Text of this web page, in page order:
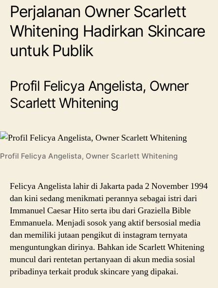
Perjalanan Owner Scarlett
Whitening Hadirkan Skincare
untuk Publik
Profil Felicya Angelista, Owner
Scarlett Whitening
Profil Felicya Angelista, Owner Scarlett Whitening
Felicya Angelista lahir di Jakarta pada 2 November 1994
dan kini sedang menikmati perannya sebagai istri dari
Immanuel Caesar Hito serta ibu dari Graziella Bible
Emmanuela. Menjadi sosok yang aktif bersosial media
dan memiliki jutaan pengikut di instagram ternyata
menguntungkan dirinya. Bahkan ide Scarlett Whitening
muncul dari rentetan pertanyaan di akun media sosial
pribadinya terkait produk skincare yang dipakai.